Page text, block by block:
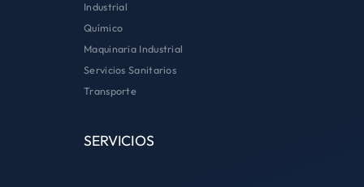
Industrial
Químico
Maquinaria Industrial
Servicios Sanitarios
Transporte
SERVICIOS